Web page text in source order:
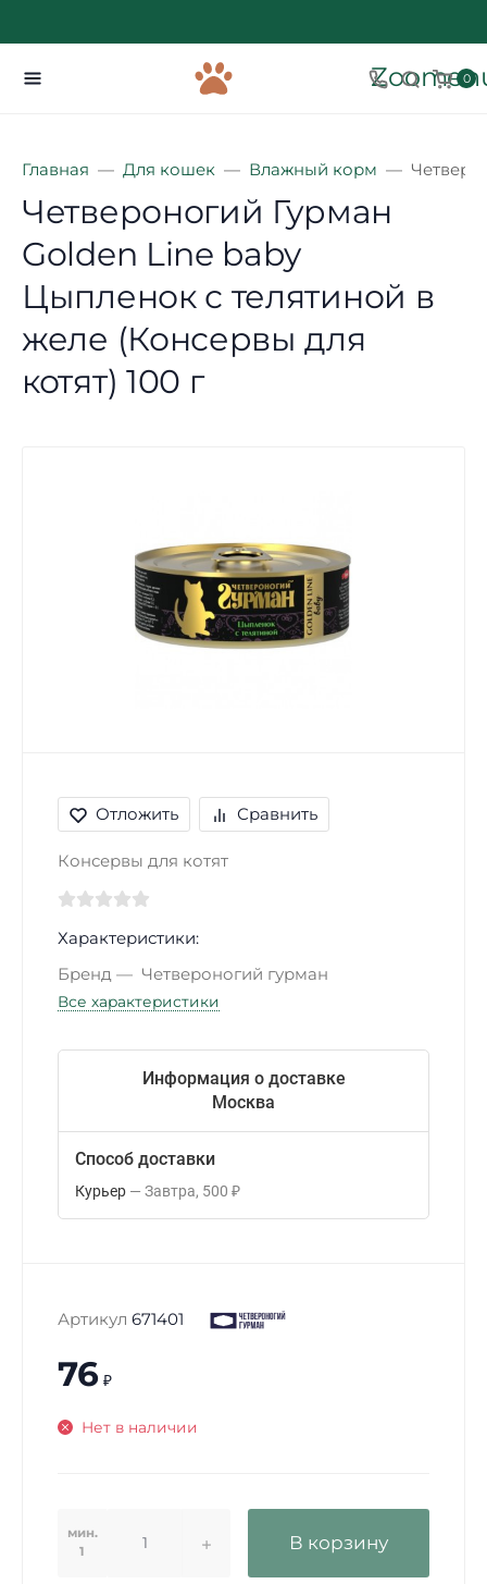
0
Главная Для кошек Влажный корм
Четвероногий Гурман
Golden Line baby
Цыпленок с телятиной в
желе (Консервы для
котят) 100 г
Отложить Сравнить
Консервы для котят
Характеристики:
Бренд
Четвероногий гурман
Все характеристики
Информация о доставке
Москва
Способ доставки
Курьер Завтра 500 ₽
Артикул 671401
76 ₽
Нет в наличии
мин.
1
В корзину